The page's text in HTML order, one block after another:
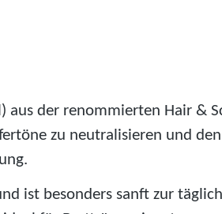
aus der renommierten Hair &
zu neutralisieren und
ist besonders sanft zur